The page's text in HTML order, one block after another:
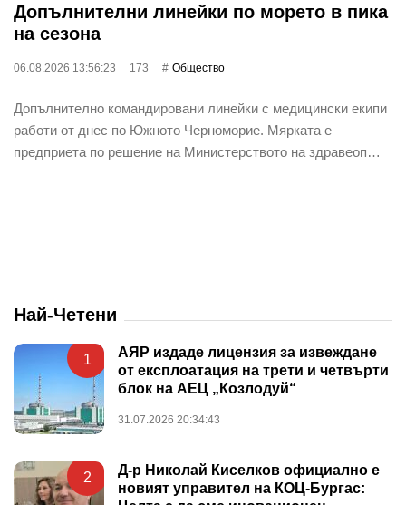
Допълнителни линейки по морето в пика
на сезона
06.08.2026 13:56:23 173 Общество
Допълнително командировани линейки с медицински екипи
работи от днес по Южното Черноморие. Мярката е
предприета по решение на Министерството на здравеоп…
Най-Четени
1
АЯР издаде лицензия за извеждане
от експлоатация на трети и четвърти
блок на АЕЦ „Козлодуй“
31.07.2026 20:34:43
2
Д-р Николай Киселков официално е
новият управител на КОЦ-Бургас: